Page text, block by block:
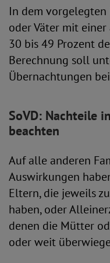
In dem
oder Väter mit
30 bis 49 Prozent
Berechnung soll
Übernachtungen
SoVD: Nachteile
beachten
Auf alle anderen
Auswirkungen
Eltern, die jeweils
haben, oder
denen die Mütter
oder weit